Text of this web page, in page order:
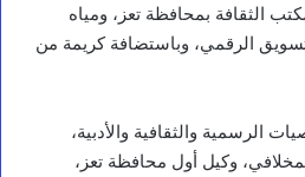
الثقافة بمحافظة تعز، ومياه
الرقمي، وباستضافة كريمة من
الرسمية والثقافية والأدبية،
وكيل أول محافظة تعز،